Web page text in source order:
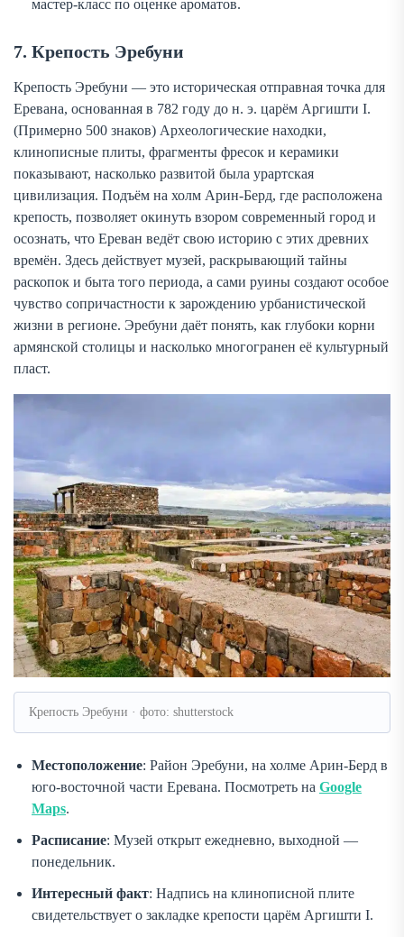
мастер-класс по оценке ароматов.
7. Крепость Эребуни
Крепость Эребуни — это историческая отправная точка для
Еревана, основанная в 782 году до н. э. царём Аргишти I.
(Примерно 500 знаков) Археологические находки,
клинописные плиты, фрагменты фресок и керамики
показывают, насколько развитой была урартская
цивилизация. Подъём на холм Арин-Берд, где расположена
крепость, позволяет окинуть взором современный город и
осознать, что Ереван ведёт свою историю с этих древних
времён. Здесь действует музей, раскрывающий тайны
раскопок и быта того периода, а сами руины создают особое
чувство сопричастности к зарождению урбанистической
жизни в регионе. Эребуни даёт понять, как глубоки корни
армянской столицы и насколько многогранен её культурный
пласт.
Крепость Эребуни · фото: shutterstock
Местоположение: Район Эребуни, на холме Арин-Берд в
юго-восточной части Еревана. Посмотреть на Google
Maps.
Расписание: Музей открыт ежедневно, выходной —
понедельник.
Интересный факт: Надпись на клинописной плите
свидетельствует о закладке крепости царём Аргишти I.